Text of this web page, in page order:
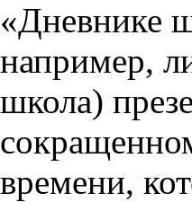
«Дневнике
например,
школа)
времени,